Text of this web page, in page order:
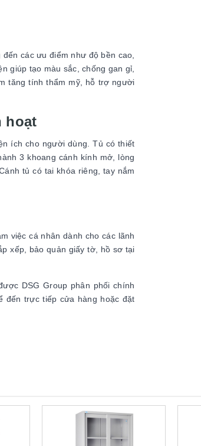
các ưu điểm như độ bền cao,
giúp tạo màu sắc, chống gan gỉ,
tăng tính thẩm mỹ, hỗ trợ người
hoạt
ích cho người dùng. Tủ có thiết
3 khoang cánh kính mở, lòng
tủ có tai khóa riêng, tay nắm
việc cá nhân dành cho các lãnh
xếp, bảo quản giấy tờ, hồ sơ tại
DSG Group phân phối chính
đến trực tiếp cửa hàng hoặc đặt